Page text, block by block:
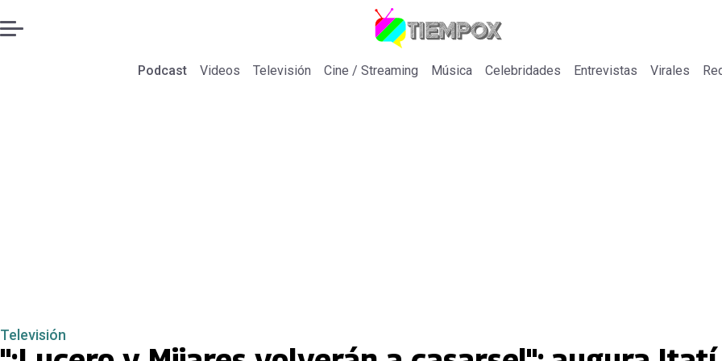
Podcast Videos Televisión Cine / Streaming Música Celebridades Entrevistas Virales
Televisión